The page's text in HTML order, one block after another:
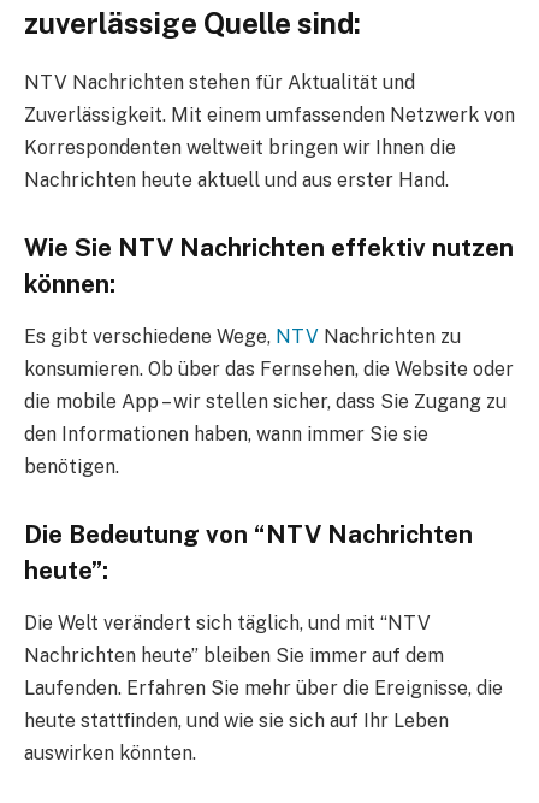
zuverlässige Quelle sind:
NTV Nachrichten stehen für Aktualität und
Zuverlässigkeit. Mit einem umfassenden Netzwerk von
Korrespondenten weltweit bringen wir Ihnen die
Nachrichten heute aktuell und aus erster Hand.
Wie Sie NTV Nachrichten effektiv nutzen
können:
Es gibt verschiedene Wege, NTV Nachrichten zu
konsumieren. Ob über das Fernsehen, die Website oder
die mobile App – wir stellen sicher, dass Sie Zugang zu
den Informationen haben, wann immer Sie sie
benötigen.
Die Bedeutung von “NTV Nachrichten
heute”:
Die Welt verändert sich täglich, und mit “NTV
Nachrichten heute” bleiben Sie immer auf dem
Laufenden. Erfahren Sie mehr über die Ereignisse, die
heute stattfinden, und wie sie sich auf Ihr Leben
auswirken könnten.